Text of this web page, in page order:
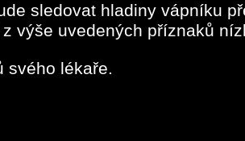
sledovat hladiny vápníku
výše uvedených příznaků
svého lékaře.